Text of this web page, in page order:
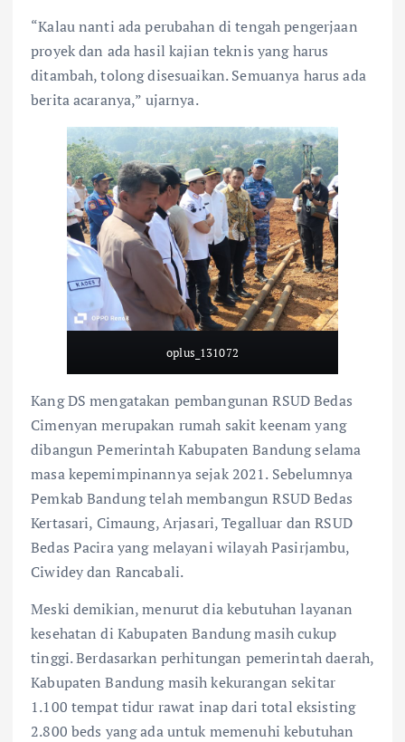
“Kalau nanti ada perubahan di tengah pengerjaan
proyek dan ada hasil kajian teknis yang harus
ditambah, tolong disesuaikan. Semuanya harus ada
berita acaranya,” ujarnya.
oplus_131072
Kang DS mengatakan pembangunan RSUD Bedas
Cimenyan merupakan rumah sakit keenam yang
dibangun Pemerintah Kabupaten Bandung selama
masa kepemimpinannya sejak 2021. Sebelumnya
Pemkab Bandung telah membangun RSUD Bedas
Kertasari, Cimaung, Arjasari, Tegalluar dan RSUD
Bedas Pacira yang melayani wilayah Pasirjambu,
Ciwidey dan Rancabali.
Meski demikian, menurut dia kebutuhan layanan
kesehatan di Kabupaten Bandung masih cukup
tinggi. Berdasarkan perhitungan pemerintah daerah,
Kabupaten Bandung masih kekurangan sekitar
1.100 tempat tidur rawat inap dari total eksisting
2.800 beds yang ada untuk memenuhi kebutuhan